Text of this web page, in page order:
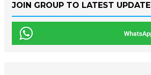
JOIN GROUP TO LATEST UPDATE